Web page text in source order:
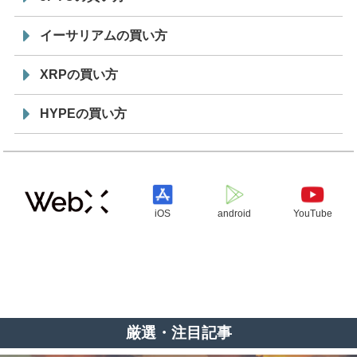
イーサリアムの買い方
XRPの買い方
HYPEの買い方
iOS android YouTube
厳選・注目記事